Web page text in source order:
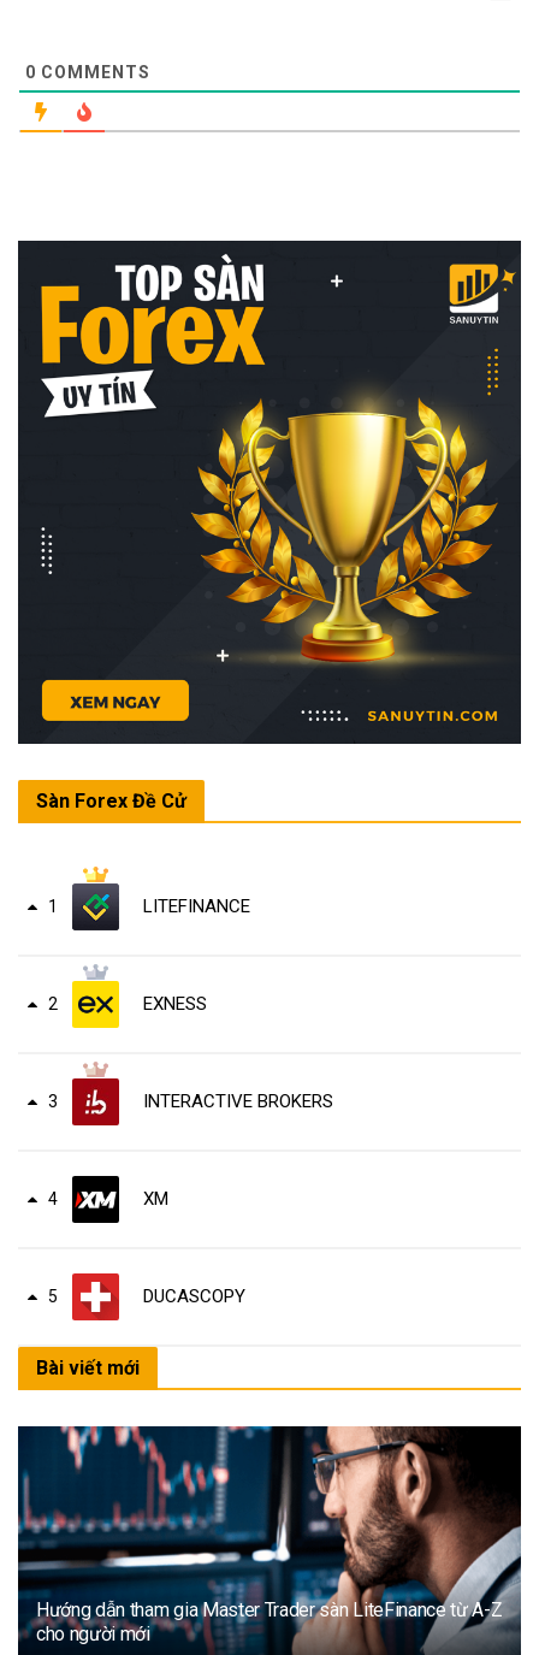
0 COMMENTS
Sàn Forex Đề Cử
1 LITEFINANCE
2 EXNESS
3 INTERACTIVE BROKERS
4 XM
5 DUCASCOPY
Bài viết mới
Hướng dẫn tham gia Master Trader sàn LiteFinance từ A-Z
cho người mới